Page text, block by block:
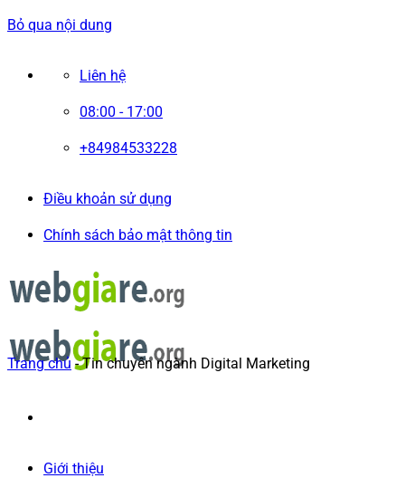
Bỏ qua nội dung
Liên hệ
08:00 - 17:00
+84984533228
Điều khoản sử dụng
Chính sách bảo mật thông tin
Giới thiệu
Trang chủ -Tin chuyên ngành Digital Marketing